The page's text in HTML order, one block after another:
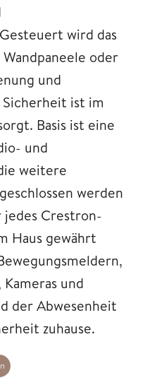
wird das
oder
und
ist im
Basis ist eine
und
weitere
werden
jedes Crestron-
Haus gewährt
und
der Abwesenheit
zuhause.